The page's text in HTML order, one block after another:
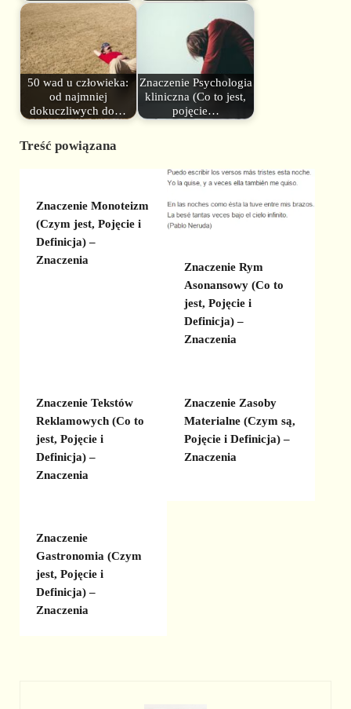
50 wad u człowieka:
od najmniej
dokuczliwych do…
Znaczenie Psychologia
kliniczna (Co to jest,
pojęcie…
Treść powiązana
Znaczenie Monoteizm
(Czym jest, Pojęcie i
Definicja) –
Znaczenia
Znaczenie Rym
Asonansowy (Co to
jest, Pojęcie i
Definicja) –
Znaczenia
Znaczenie Tekstów
Reklamowych (Co to
jest, Pojęcie i
Definicja) –
Znaczenia
Znaczenie Zasoby
Materialne (Czym są,
Pojęcie i Definicja) –
Znaczenia
Znaczenie
Gastronomia (Czym
jest, Pojęcie i
Definicja) –
Znaczenia